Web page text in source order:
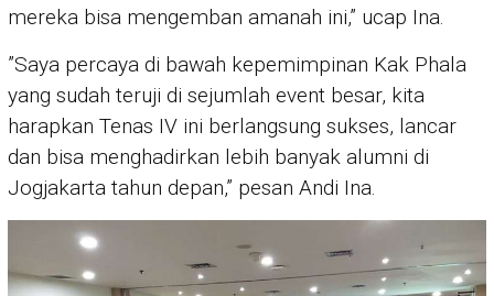
mereka bisa mengemban amanah ini,” ucap Ina.
”Saya percaya di bawah kepemimpinan Kak Phala
yang sudah teruji di sejumlah event besar, kita
harapkan Tenas IV ini berlangsung sukses, lancar
dan bisa menghadirkan lebih banyak alumni di
Jogjakarta tahun depan,” pesan Andi Ina.